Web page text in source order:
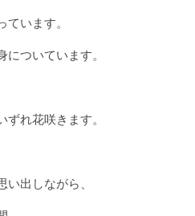
います。
ついています。
れ花咲きます。
出しながら、